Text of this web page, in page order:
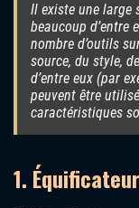
Il existe une large
beaucoup d’entre
nombre d’outils
source, du style,
d’entre eux (par
peuvent être
caractéristiques
1.